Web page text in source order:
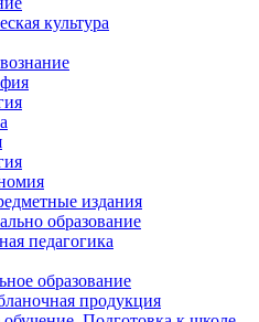
культура
издания
образование
педагогика
образование
продукция